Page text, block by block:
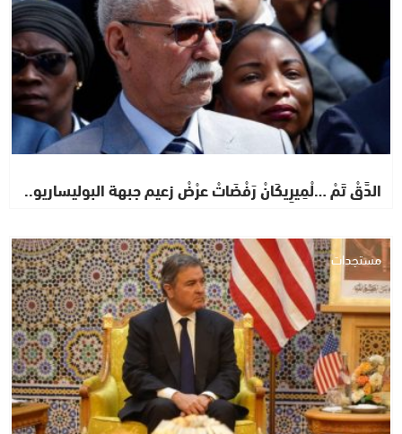
الدَّقْ تَمْ …لْمِيرِيكَانْ رَفْضَاتْ عرْضْ زعيم جبهة البوليساريو..
مستجدات